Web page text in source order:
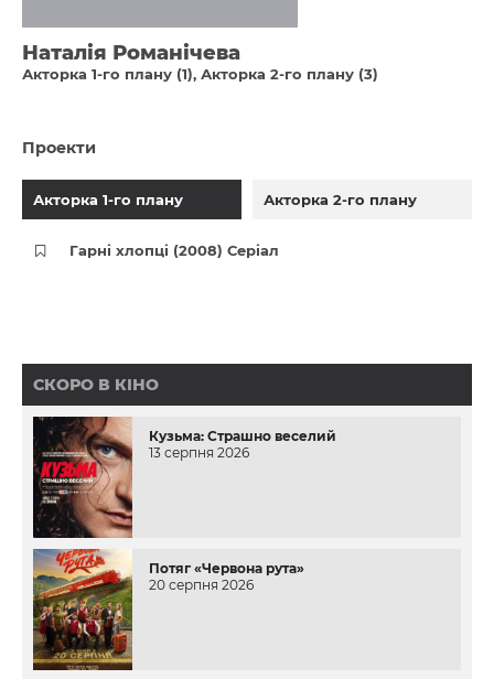
Наталія Романічева
Акторка 1-го плану (1) Акторка 2-го плану (3)
Проекти
Акторка 1-го плану Акторка 2-го плану
Гарні хлопці (2008) Серіал
СКОРО В КІНО
Кузьма: Страшно веселий
13 серпня 2026
Потяг «Червона рута»
20 серпня 2026